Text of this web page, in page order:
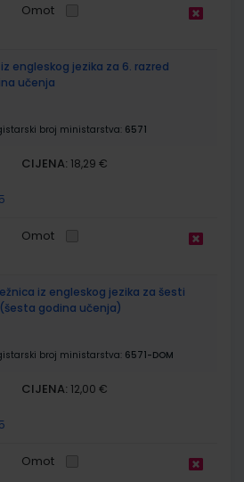
Omot
iz engleskog jezika za 6. razred
učenja
broj ministarstva: 6571
CIJENA: 18,29 €
Omot
iz engleskog jezika za šesti
godina učenja)
broj ministarstva: 6571-DOM
CIJENA: 12,00 €
Omot